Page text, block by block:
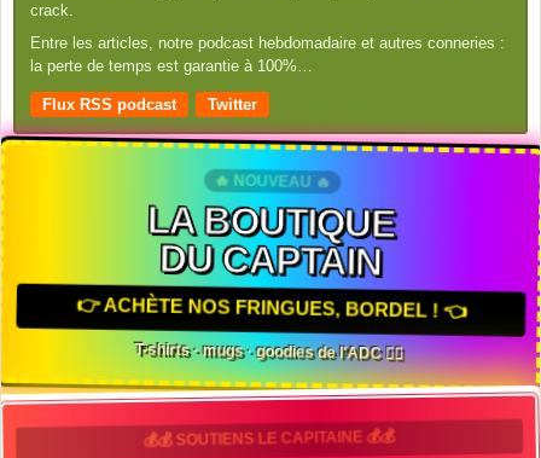
crack.
Entre les articles, notre podcast hebdomadaire et autres conneries :
la perte de temps est garantie à 100%…
Flux RSS podcast Twitter
🔥 NOUVEAU 🔥
LA BOUTIQUE
DU CAPTAIN
👉 ACHÈTE NOS FRINGUES, BORDEL ! 👈
T-shirts · mugs · goodies de l'ADC 🏴‍☠️
💰💰 SOUTIENS LE CAPITAINE 💰💰